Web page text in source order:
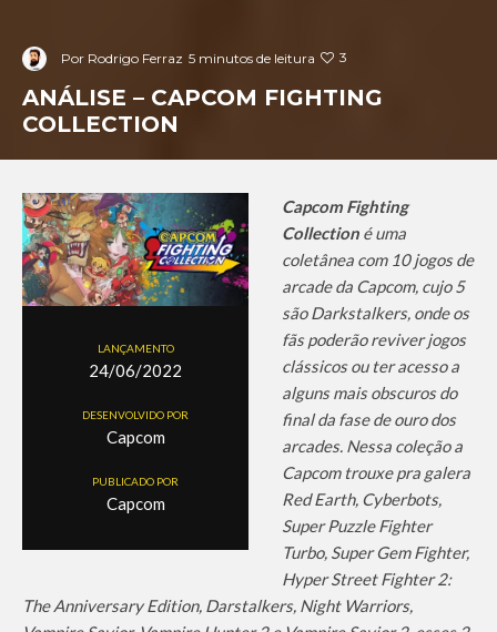
Por Rodrigo Ferraz 5 minutos de leitura 3
ANÁLISE – CAPCOM FIGHTING
COLLECTION
LANÇAMENTO
24/06/2022
DESENVOLVIDO POR
Capcom
PUBLICADO POR
Capcom
Capcom Fighting
Collection é uma
coletânea com 10 jogos de
arcade da Capcom, cujo 5
são Darkstalkers, onde os
fãs poderão reviver jogos
clássicos ou ter acesso a
alguns mais obscuros do
final da fase de ouro dos
arcades. Nessa coleção a
Capcom trouxe pra galera
Red Earth, Cyberbots,
Super Puzzle Fighter
Turbo, Super Gem Fighter,
Hyper Street Fighter 2:
The Anniversary Edition, Darstalkers, Night Warriors,